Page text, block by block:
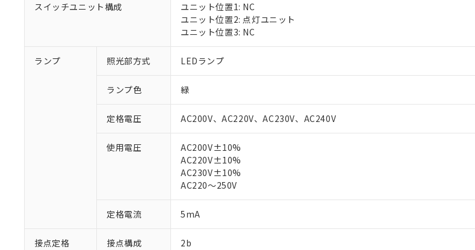
スイッチユニット構成
ユニット位置1: NC
ユニット位置2: 点灯ユニット
ユニット位置3: NC
ランプ 照光部方式 LEDランプ
ランプ色 緑
定格電圧 AC200V、AC220V、AC230V、AC240V
使用電圧
AC200V±10%
AC220V±10%
AC230V±10%
AC220～250V
定格電流 5mA
接点定格 接点構成 2b
ご利用条件
以下の条件をお読みいただき、同意のうえご利用ください。
当社制御機器事業取扱商品の中には、本サービスの対象外となる
※1 対応状況
対応済み：EU RoHS指令（10物質）の非含有に対応した製品が提供
対応予定：EU RoHS指令（10物質）の非含有に対応した製品に切り替
対応予定なし：EU RoHS指令（10物質）の非含有に非対応の商品で、
調査・確認中：EU RoHS指令（10物質）の非含有の対応状況を調査中
非該当品：ライセンス料など無形物で、有害物質有無と関係のない商品
仕入先様の事情により、非含有部品としていたものが、含有品と判明
があります。
鉛(Pb) 1000ppm以下、 水銀(Hg) 1000ppm以下、 カドミウム(Cd) 100ppm以下、
※1 中国RoHS○×表
「○」：最大均質材料含有率が中国RoHSの基準値以下であることを示
「×」：最大均質材料含有率が中国RoHSの基準値を超えていることを
「－」：未確認です。当社販売部門へお問い合わせください。
などの必要な手続きをとります。